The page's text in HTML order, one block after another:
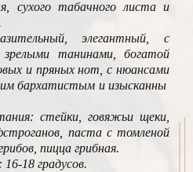
сухого табачного листа и
элегантный, с
зрелыми танинами, богатой
и пряных нот, с нюансами
бархатистым и изысканны
стейки, говяжьи щеки,
паста с томленой
пицца грибная.
18 градусов.